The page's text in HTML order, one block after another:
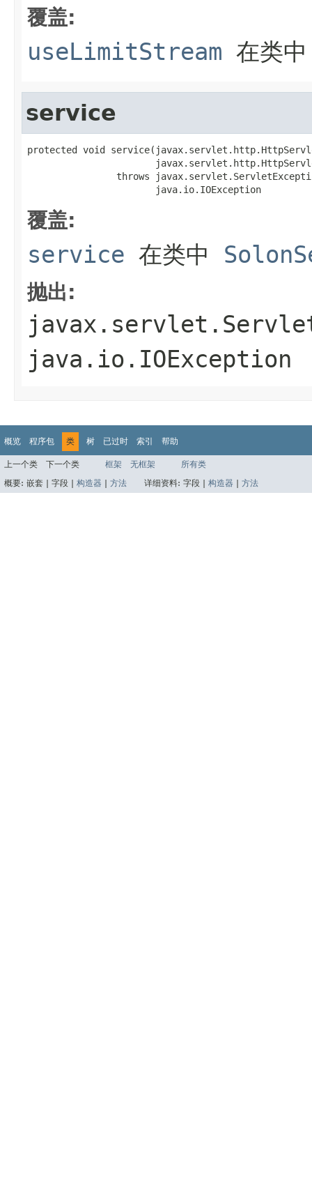
覆盖:
useLimitStream 在类
service
protected void
throws
                       java.io.IOException
覆盖:
service 在类中
抛出:
java.io.IOException
概览 程序包 类 树 已过时 索引 帮助
上一个类 下一个类 框架 无框架
所有类
概要: 嵌套 | 字段 | 构造器 方法 详细资料: 字段 | 构造器 方法